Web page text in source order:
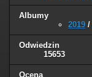
Albumy
2019 /
Odwiedzin
15653
Ocena